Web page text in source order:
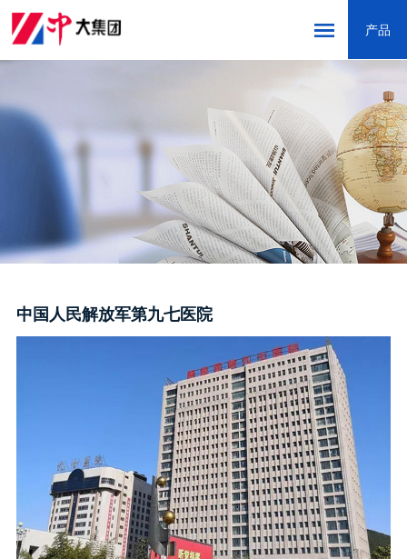
网站首页
新闻中心
产品中心
精品工程
产品
中国人民解放军第九七医院